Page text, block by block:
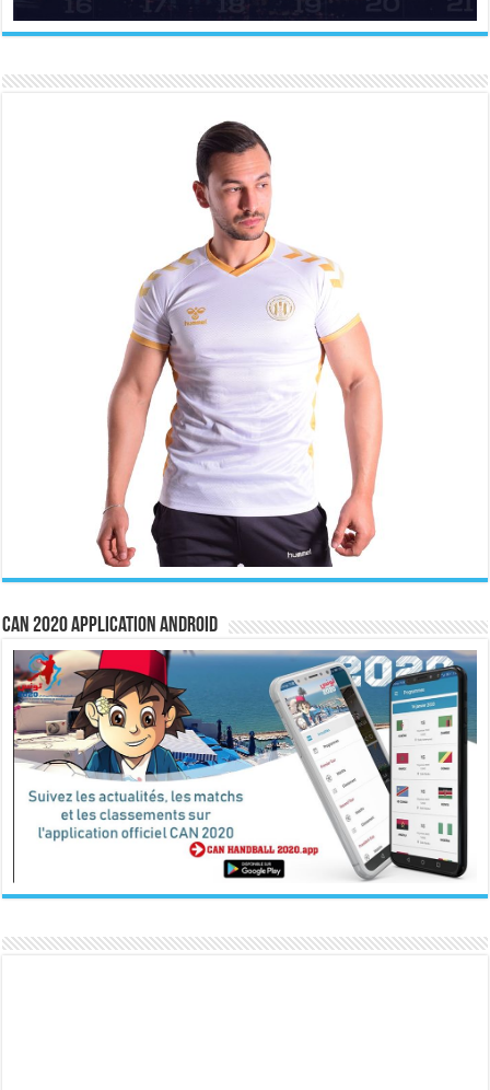
CAN 2020 Application Android